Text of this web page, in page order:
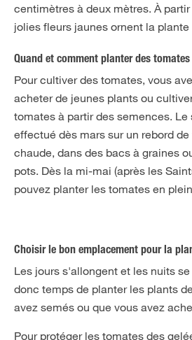
centimètres à deux mètres. À
jolies fleurs jaunes ornent la plante
Quand et comment planter des tomates
Pour cultiver des tomates, vous
acheter de jeunes plants ou
tomates à partir des semences. Le
effectué dès mars sur un rebord
chaude, dans des bacs à graines
pots. Dès la mi-mai (après les
pouvez planter les tomates en
Choisir le bon emplacement pour la
Les jours s'allongent et les nuits
donc temps de planter les plants
avez semés ou que vous avez
Pour protéger les tomates des